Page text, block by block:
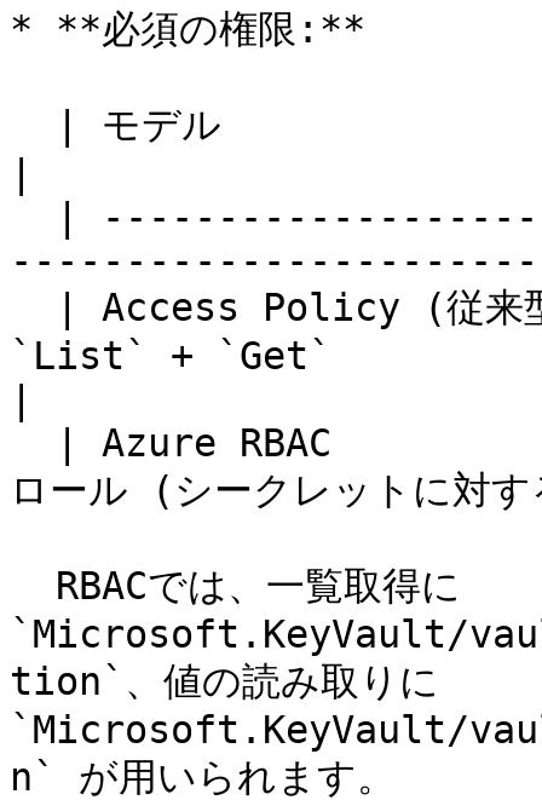
* **必須の権限:**
`List` + `Get`
ロール (シークレットに
`Microsoft.KeyVault/
tion`、値の読み取りに
`Microsoft.KeyVault/
n` が用いられます。